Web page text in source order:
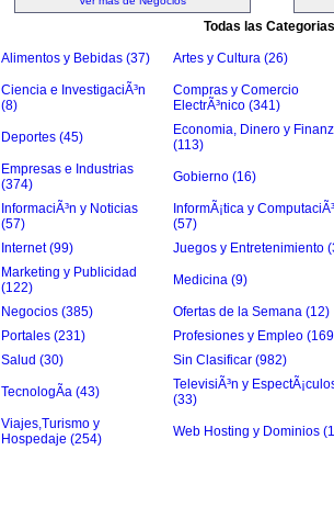
Todas las Categorias
Alimentos y Bebidas (37) Artes y Cultura (26)
Ciencia e InvestigaciÃ³n
(8)
Compras y Comercio
ElectrÃ³nico (341)
Deportes (45)
Economia, Dinero y
(113)
Empresas e Industrias
(374)
Gobierno (16)
InformaciÃ³n y Noticias
(57)
InformÃ¡tica y
(57)
Internet (99)
Juegos y Entretenimiento
Marketing y Publicidad
(122)
Medicina (9)
Negocios (385)
Ofertas de la Semana (12)
Portales (231)
Profesiones y Empleo
Salud (30)
Sin Clasificar (982)
TecnologÃ­a (43)
TelevisiÃ³n y
(33)
Viajes,Turismo y
Hospedaje (254)
Web Hosting y Dominios